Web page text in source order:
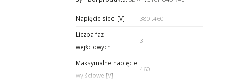
Napięcie sieci [V]
380..460
Liczba faz
wejściowych
3
Maksymalne napięcie
wyjściowe [V]
460